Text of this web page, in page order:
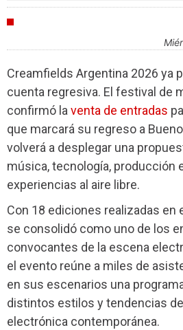
Creamfields Argentina 2026 ya
cuenta regresiva. El festival de
confirmó la venta de entradas
que marcará su regreso a
volverá a desplegar una
música, tecnología, producción
experiencias al aire libre.
Con 18 ediciones realizadas en
se consolidó como uno de los
convocantes de la escena
el evento reúne a miles de
en sus escenarios una
distintos estilos y tendencias
electrónica contemporánea.